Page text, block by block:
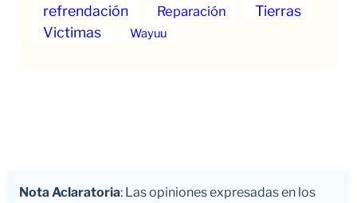
refrendación Reparación
Tierras
Victimas
Wayuu
Nota Aclaratoria: Las opiniones expresadas en los